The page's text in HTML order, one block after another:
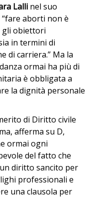
Lalli nel suo
“fare aborti non è
gli obiettori
in termini di
di carriera.” Ma la
ormai ha più di
è obbligata a
la dignità personale
di Diritto civile
afferma su D,
ormai ogni
del fatto che
diritto sancito per
professionali e
una clausola per